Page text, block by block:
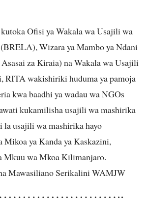
Ofisi ya Wakala wa Usajili wa
Wizara ya Mambo ya Ndani
za Kiraia) na Wakala wa Usajili
RITA wakishiriki huduma ya pamoja
kwa baadhi ya wadau wa NGOs
kukamilisha usajili wa mashirika
la usajili wa mashirika hayo
Mikoa ya Kanda ya Kaskazini,
Mkuu wa Mkoa Kilimanjaro.
Mawasiliano Serikalini WAMJW